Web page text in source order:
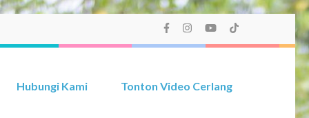
Hubungi Kami Tonton Video Cerlang